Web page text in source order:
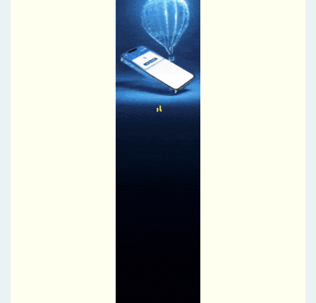
گام راهبردی سازمان منطقه آزاد چابهار در تقویت زیرساخت‌های ایمنی و
توسعه همکاری های ایران و هند برای افزایش سهم مبادلات تجاری
اجرای برنامه تحول بانک با تمرکز بر منابع پایدار، درآمدهای کارمزدی و
دکتر للـه‌گانی: ابزارهای نوین تامین مالی، منابع بانکی را هدفمندتر به